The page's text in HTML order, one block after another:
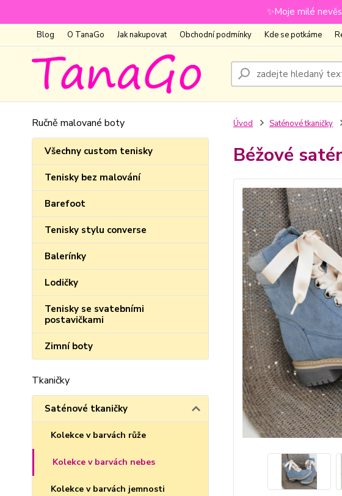
✨Moje milé
Blog O TanaGo Jak nakupovat Obchodní podmínky Kde se potkáme
Ručně malované boty
Všechny custom tenisky
Tenisky bez malování
Barefoot
Tenisky stylu converse
Balerínky
Lodičky
Tenisky se svatebními
postavičkami
Zimní boty
Tkaničky
Saténové tkaničky
Kolekce v barvách růže
Kolekce v barvách nebes
Kolekce v barvách jemnosti
Úvod Saténové tkaničky
Béžové